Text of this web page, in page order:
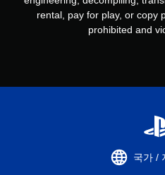
rental, pay for play, or copy
prohibited and
국가 /